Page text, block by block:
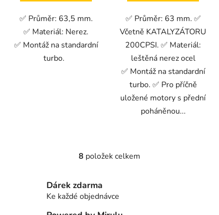
✅ Průměr: 63,5 mm.
✅ Materiál: Nerez.
✅ Montáž na standardní
turbo.
✅ Průměr: 63 mm. ✅
Včetně KATALYZÁTORU
200CPSI. ✅ Materiál:
leštěná nerez ocel
✅ Montáž na standardní
turbo. ✅ Pro příčně
uložené motory s přední
poháněnou...
O
á
8 položek celkem
Dárek zdarma
Ke každé objednávce